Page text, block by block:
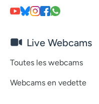
Live Webcams
Toutes les webcams
Webcams en vedette